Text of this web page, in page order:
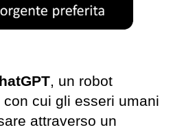
, un robot
cui gli esseri umani
attraverso un